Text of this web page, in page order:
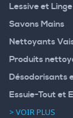
Lessive et Linge
Savons Mains
Nettoyants
Produits
Désodorisants
Essuie-Tout et
> VOIR PLUS